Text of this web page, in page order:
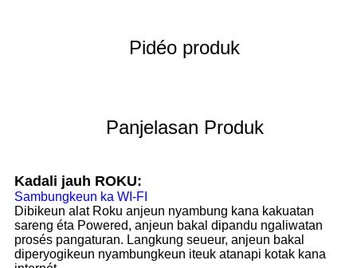
Pidéo produk
Panjelasan Produk
Kadali jauh ROKU:
Sambungkeun ka WI-FI
Dibikeun alat Roku anjeun nyambung kana kakuatan
sareng éta Powered, anjeun bakal dipandu ngaliwatan
prosés pangaturan. Langkung seueur, anjeun bakal
diperyogikeun nyambungkeun iteuk atanapi kotak kana